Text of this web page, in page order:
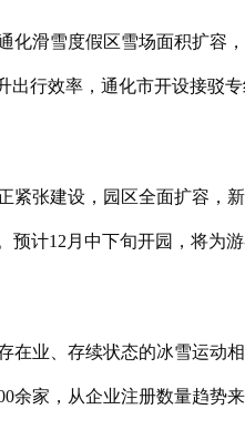
化滑雪度假区雪场面积扩容
出行效率，通化市开设接驳
紧张建设，园区全面扩容，
预计12月中下旬开园，将为
业、存续状态的冰雪运动相
余家，从企业注册数量趋势